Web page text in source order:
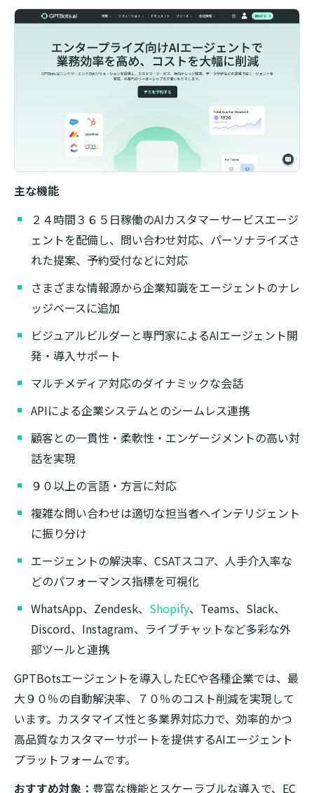
主な機能
２４時間３６５日稼働のAIカスタマーサービスエージ
ェントを配備し、問い合わせ対応、パーソナライズさ
れた提案、予約受付などに対応
さまざまな情報源から企業知識をエージェントのナレ
ッジベースに追加
ビジュアルビルダーと専門家によるAIエージェント開
発・導入サポート
マルチメディア対応のダイナミックな会話
APIによる企業システムとのシームレス連携
顧客との一貫性・柔軟性・エンゲージメントの高い対
話を実現
９０以上の言語・方言に対応
複雑な問い合わせは適切な担当者へインテリジェント
に振り分け
エージェントの解決率、CSATスコア、人手介入率な
どのパフォーマンス指標を可視化
WhatsApp、Zendesk、 Shopify、Teams、Slack、
Discord、Instagram、ライブチャットなど多彩な外
部ツールと連携
GPTBotsエージェントを導入したECや各種企業では、最
大９０％の自動解決率、７０％のコスト削減を実現して
います。カスタマイズ性と多業界対応力で、効率的かつ
高品質なカスタマーサポートを提供するAIエージェント
プラットフォームです。
おすすめ対象： 豊富な機能とスケーラブルな導入で、EC